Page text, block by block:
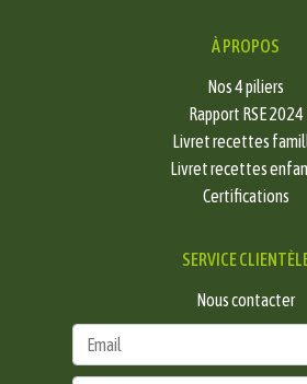
À PROPOS
Nos 4 piliers
Rapport RSE 2024
Livret recettes
Livret recettes
Certifications
SERVICE
Nous contacter